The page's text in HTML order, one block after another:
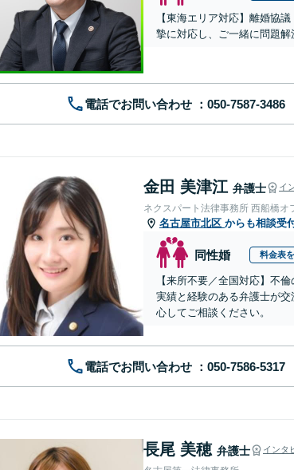
【東海エリア対応】離婚協
摯に対応し、ご一緒に問題解
電話でお問い合わせ
金田 美津江 弁護士 イ
ネクスパート法律事務所 西船橋オ
名古屋市北区 からも相談受
同性婚 料金表
【来所不要／全国対応】不
実績と経験のある弁護士が
心してご相談ください。
電話でお問い合わせ
長尾 美穂 弁護士 インタ